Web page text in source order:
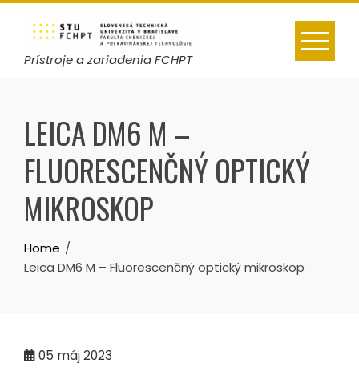
Skip
content
Prístroje a zariadenia FCHPT
LEICA DM6 M –
FLUORESCENČNÝ OPTICKÝ
MIKROSKOP
Home
Leica DM6 M – Fluorescenčný optický mikroskop
05 máj 2023